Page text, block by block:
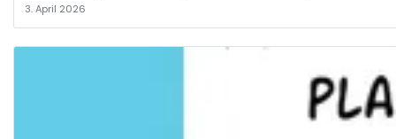
3. April 2026